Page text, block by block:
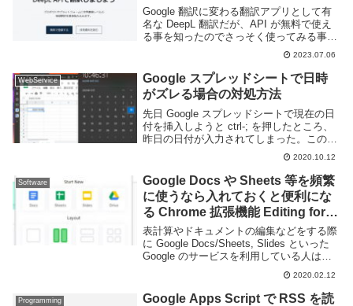
Google 翻訳に変わる翻訳アプリとして有
名な DeepL 翻訳だが、API が無料で使え
る事を知ったのでさっそく使ってみる事に
した。上記 DeepL のページよりアカウン
トを作成し、無料プランで登録を行う。そ
の際、無料版であっても重複登...
2023.07.06
WebService
Google スプレッドシートで日時
がズレる場合の対処方法
先日 Google スプレッドシートで現在の日
付を挿入しようと ctrl-; を押したところ、
昨日の日付が入力されてしまった。このよ
うに10月10日なのに10月9日と入力されて
しまった。どうやらスプレッドシートは内
部的には日本ではないタイム...
2020.10.12
Software
Google Docs や Sheets 等を頻繁
に使うなら入れておくと便利にな
る Chrome 拡張機能 Editing for
Docs, Sheets & Slides
表計算やドキュメントの編集などをする際
に Google Docs/Sheets, Slides といった
Google のサービスを利用している人は多
いと思う。Web 上で利用できるためロー
カルPCにインストール不要でデータも自
動的に保存さ...
2020.02.12
Programming
Google Apps Script で RSS を読